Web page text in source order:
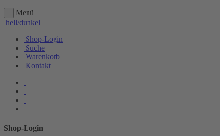
Menü
hell/dunkel
Shop-Login
Suche
Warenkorb
Kontakt
Shop-Login